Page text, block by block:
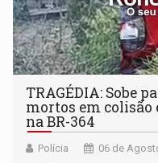
TRAGÉDIA: Sobe
mortos em colisão
na BR-364
Polícia 06 de